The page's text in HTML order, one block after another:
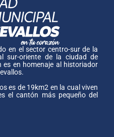
en el sector centro-sur de la
sur-oriente de la ciudad de
en homenaje al historiador
es de 19km2 en la cual viven
el cantón más pequeño del